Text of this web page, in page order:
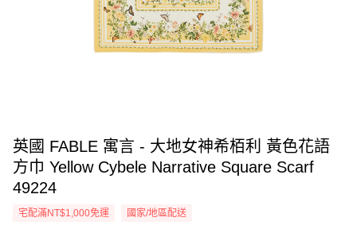
英國 FABLE 寓言 - 大地女神希栢利 黃色花語
方巾 Yellow Cybele Narrative Square Scarf
49224
宅配滿NT$1,000免運 國家/地區配送